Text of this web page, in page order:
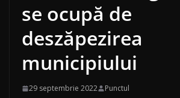
se ocupă de
deszăpezirea
municipiului
29 septembrie 2022 Punctul